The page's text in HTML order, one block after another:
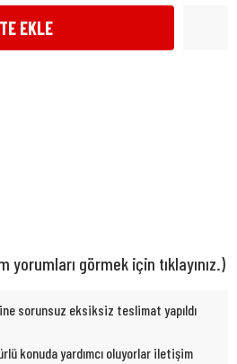
EKLE
yorumları görmek için tıklayınız.)
sorunsuz eksiksiz teslimat yapıldı
konuda yardımcı oluyorlar iletişim